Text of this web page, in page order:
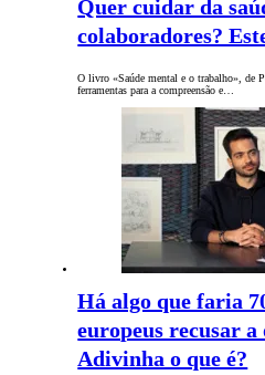
Quer cuidar da
colaboradores?
O livro «Saúde mental e o trabalho», de
ferramentas para a compreensão e…
Há algo que faria
europeus recusar
Adivinha o que é?